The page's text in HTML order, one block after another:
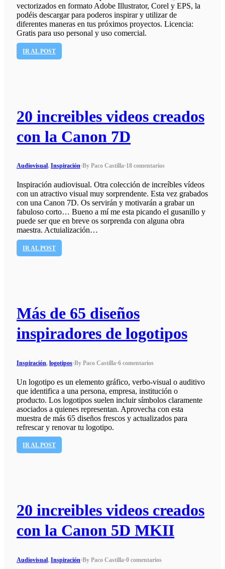
vectorizados en formato Adobe Illustrator, Corel y EPS, la
podéis descargar para poderos inspirar y utilizar de
diferentes maneras en tus próximos proyectos. Licencia:
Gratis para uso personal y uso comercial.
IR AL POST
20 increibles videos creados
con la Canon 7D
Audiovisual, Inspiración·By Paco Castilla·18 comentarios
Inspiración audiovisual. Otra colección de increíbles vídeos
con un atractivo visual muy sorprendente. Esta vez grabados
con una Canon 7D. Os servirán y motivarán a grabar un
fabuloso corto… Bueno a mí me esta picando el gusanillo y
puede ser que en breve os sorprenda con alguna obra
maestra. Actuialización…
IR AL POST
Más de 65 diseños
inspiradores de logotipos
Inspiración, logotipos·By Paco Castilla·6 comentarios
Un logotipo es un elemento gráfico, verbo-visual o auditivo
que identifica a una persona, empresa, institución o
producto. Los logotipos suelen incluir símbolos claramente
asociados a quienes representan. Aprovecha con esta
muestra de más 65 diseños frescos y actualizados para
refrescar y renovar tu logotipo.
IR AL POST
20 increibles videos creados
con la Canon 5D MKII
Audiovisual, Inspiración·By Paco Castilla·0 comentarios